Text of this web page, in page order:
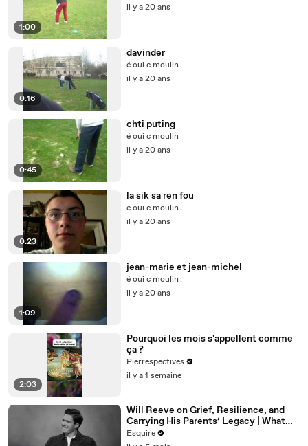
1:00
il y a 20 ans
0:16
davinder
é oui c moulin
il y a 20 ans
0:45
chti puting
é oui c moulin
il y a 20 ans
0:23
la sik sa ren fou
é oui c moulin
il y a 20 ans
1:09
jean-marie et jean-michel
é oui c moulin
il y a 20 ans
2:03
Pourquoi les mois s'appellent comme
ça ?
Pierrespectives
il y a 1 semaine
Will Reeve on Grief, Resilience, and
Carrying His Parents’ Legacy | What
I’ve Learned | Esquire
Esquire